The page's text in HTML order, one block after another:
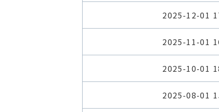
2025-12-01
2025-11-01
2025-10-01
2025-08-01